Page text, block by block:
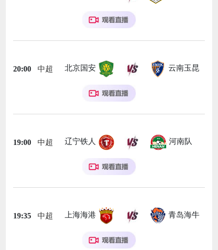
20:00 中超 北京国安 云南玉昆
19:00 中超 辽宁铁人 河南队
19:35 中超 上海海港 青岛海牛